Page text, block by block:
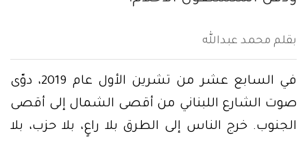
بقلم محمد عبدالله
في السابع عشر من تشرين الأول عام 2019، دوّى
صوت الشارع اللبناني من أقصى الشمال إلى أقصى
الجنوب. خرج الناس إلى الطرق بلا راعٍ، بلا حزب، بلا